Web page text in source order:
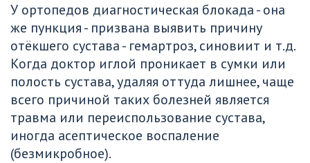
У ортопедов диагностическая блокада - она
же пункция - призвана выявить причину
отёкшего сустава - гемартроз, синовиит и т.д.
Когда доктор иглой проникает в сумки или
полость сустава, удаляя оттуда лишнее, чаще
всего причиной таких болезней является
травма или переиспользование сустава,
иногда асептическое воспаление
(безмикробное).